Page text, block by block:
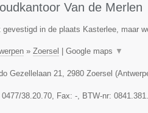
Van de Merlen
gevestigd in de plaats Kasterlee, maar
» Zoersel Google maps ▼
Gezellelaan 21, 2980 Zoersel (
0477/38.20.70, Fax: -, BTW-nr: